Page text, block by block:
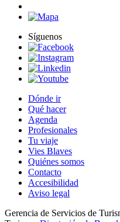
Síguenos
Dónde ir
Qué hacer
Agenda
Profesionales
Tu viaje
Vies Blaves
Quiénes somos
Contacto
Accesibilidad
Aviso legal
Gerencia de Servicios de